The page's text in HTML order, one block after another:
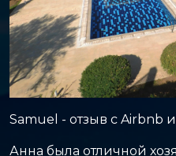
Samuel - отзыв с Airbnb
Анна была отличной